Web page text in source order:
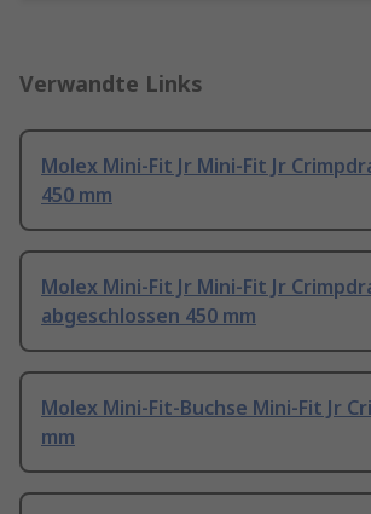
Verwandte Links
Molex Mini-Fit Jr Mini-Fit Jr
450 mm
Molex Mini-Fit Jr Mini-Fit Jr
abgeschlossen 450 mm
Molex Mini-Fit-Buchse Mini-Fit Jr
mm